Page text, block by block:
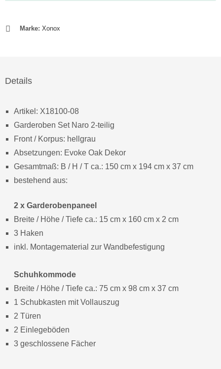
Marke: Xonox
Details
Artikel: X18100-08
Garderoben Set Naro 2-teilig
Front / Korpus: hellgrau
Absetzungen: Evoke Oak Dekor
Gesamtmaß: B / H / T ca.: 150 cm x 194 cm x 37 cm
bestehend aus:
2 x Garderobenpaneel
Breite / Höhe / Tiefe ca.: 15 cm x 160 cm x 2 cm
3 Haken
inkl. Montagematerial zur Wandbefestigung
Schuhkommode
Breite / Höhe / Tiefe ca.: 75 cm x 98 cm x 37 cm
1 Schubkasten mit Vollauszug
2 Türen
2 Einlegeböden
3 geschlossene Fächer